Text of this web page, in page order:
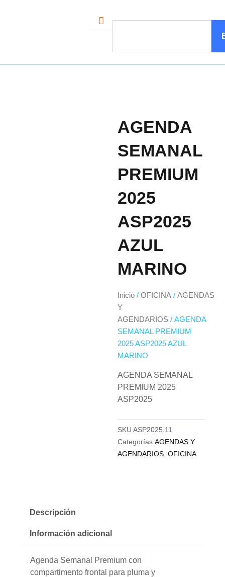
AGENDA
SEMANAL
PREMIUM
2025
ASP2025
AZUL
MARINO
Inicio / OFICINA / AGENDAS
Y
AGENDARIOS / AGENDA
SEMANAL PREMIUM
2025 ASP2025 AZUL
MARINO
AGENDA SEMANAL
PREMIUM 2025
ASP2025
SKU ASP2025.11
Categorías AGENDAS Y
AGENDARIOS OFICINA
Descripción
Información adicional
Agenda Semanal Premium con
compartimento frontal para pluma y